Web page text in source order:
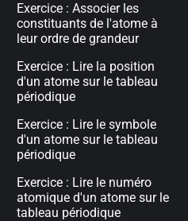
Exercice : Associer les
constituants de l'atome à
leur ordre de grandeur
Exercice : Lire la position
d'un atome sur le tableau
périodique
Exercice : Lire le symbole
d'un atome sur le tableau
périodique
Exercice : Lire le numéro
atomique d'un atome sur le
tableau périodique